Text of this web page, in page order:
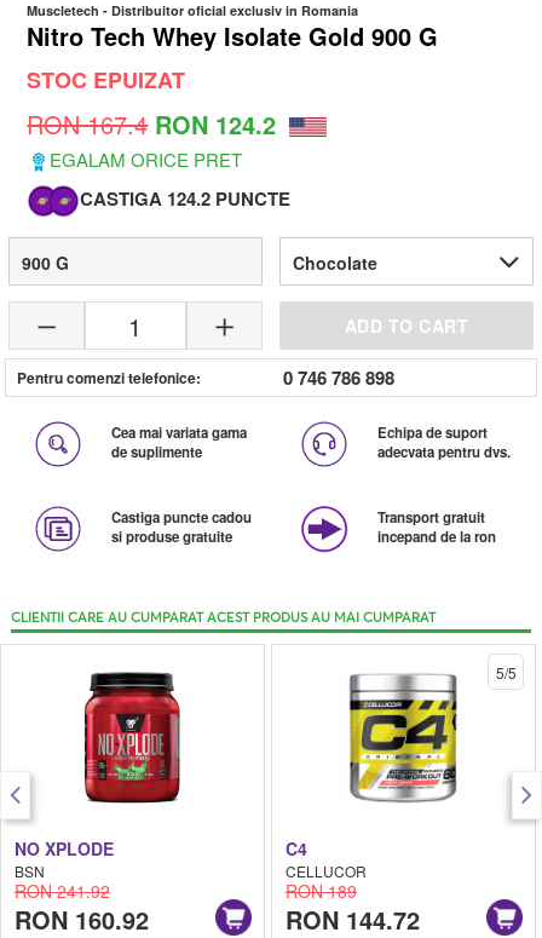
Muscletech - Distribuitor oficial exclusiv in Romania
Nitro Tech Whey Isolate Gold 900 G
STOC EPUIZAT
RON 167.4 RON 124.2
EGALAM ORICE PRET
CASTIGA 124.2 PUNCTE
900 G Chocolate
1 ADD TO CART
Pentru comenzi telefonice: 0 746 786 898
Cea mai variata gama
de suplimente
Echipa de suport
adecvata pentru dvs.
Castiga puncte cadou
si produse gratuite
Transport gratuit
incepand de la ron
CLIENTII CARE AU CUMPARAT ACEST PRODUS AU MAI CUMPARAT
NO XPLODE
BSN
RON 241.92
RON 160.92
C4
CELLUCOR
RON 189
RON 144.72
5/5